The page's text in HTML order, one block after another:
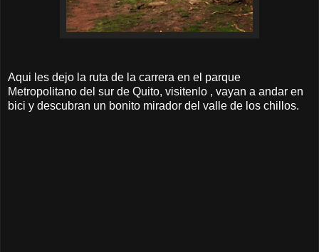
Aqui les dejo la ruta de la carrera en el parque
Metropolitano del sur de Quito, visitenlo , vayan a andar en
bici y descubran un bonito mirador del valle de los chillos.